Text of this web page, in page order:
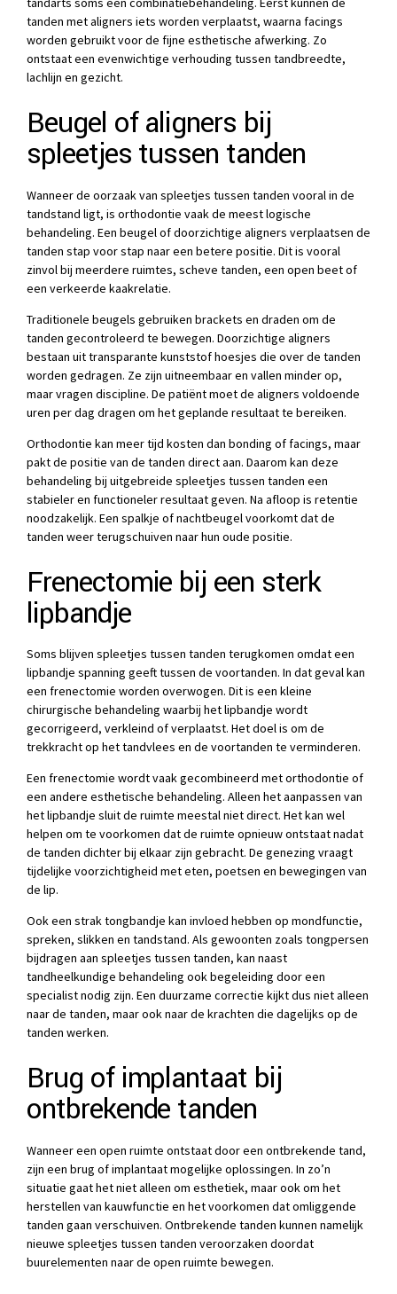
tanden met aligners iets worden verplaatst, waarna facings
worden gebruikt voor de fijne esthetische afwerking. Zo
ontstaat een evenwichtige verhouding tussen tandbreedte,
lachlijn en gezicht.
Beugel of aligners bij
spleetjes tussen tanden
Wanneer de oorzaak van spleetjes tussen tanden vooral in de
tandstand ligt, is orthodontie vaak de meest logische
behandeling. Een beugel of doorzichtige aligners verplaatsen de
tanden stap voor stap naar een betere positie. Dit is vooral
zinvol bij meerdere ruimtes, scheve tanden, een open beet of
een verkeerde kaakrelatie.
Traditionele beugels gebruiken brackets en draden om de
tanden gecontroleerd te bewegen. Doorzichtige aligners
bestaan uit transparante kunststof hoesjes die over de tanden
worden gedragen. Ze zijn uitneembaar en vallen minder op,
maar vragen discipline. De patiënt moet de aligners voldoende
uren per dag dragen om het geplande resultaat te bereiken.
Orthodontie kan meer tijd kosten dan bonding of facings, maar
pakt de positie van de tanden direct aan. Daarom kan deze
behandeling bij uitgebreide spleetjes tussen tanden een
stabieler en functioneler resultaat geven. Na afloop is retentie
noodzakelijk. Een spalkje of nachtbeugel voorkomt dat de
tanden weer terugschuiven naar hun oude positie.
Frenectomie bij een sterk
lipbandje
Soms blijven spleetjes tussen tanden terugkomen omdat een
lipbandje spanning geeft tussen de voortanden. In dat geval kan
een frenectomie worden overwogen. Dit is een kleine
chirurgische behandeling waarbij het lipbandje wordt
gecorrigeerd, verkleind of verplaatst. Het doel is om de
trekkracht op het tandvlees en de voortanden te verminderen.
Een frenectomie wordt vaak gecombineerd met orthodontie of
een andere esthetische behandeling. Alleen het aanpassen van
het lipbandje sluit de ruimte meestal niet direct. Het kan wel
helpen om te voorkomen dat de ruimte opnieuw ontstaat nadat
de tanden dichter bij elkaar zijn gebracht. De genezing vraagt
tijdelijke voorzichtigheid met eten, poetsen en bewegingen van
de lip.
Ook een strak tongbandje kan invloed hebben op mondfunctie,
spreken, slikken en tandstand. Als gewoonten zoals tongpersen
bijdragen aan spleetjes tussen tanden, kan naast
tandheelkundige behandeling ook begeleiding door een
specialist nodig zijn. Een duurzame correctie kijkt dus niet alleen
naar de tanden, maar ook naar de krachten die dagelijks op de
tanden werken.
Brug of implantaat bij
ontbrekende tanden
Wanneer een open ruimte ontstaat door een ontbrekende tand,
zijn een brug of implantaat mogelijke oplossingen. In zo’n
situatie gaat het niet alleen om esthetiek, maar ook om het
herstellen van kauwfunctie en het voorkomen dat omliggende
tanden gaan verschuiven. Ontbrekende tanden kunnen namelijk
nieuwe spleetjes tussen tanden veroorzaken doordat
buurelementen naar de open ruimte bewegen.